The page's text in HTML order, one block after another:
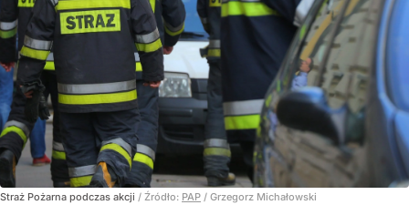
Straż Pożarna podczas akcji / Źródło: PAP / Grzegorz Michałowski